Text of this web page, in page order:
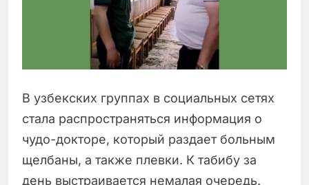
В узбекских группах в социальных сетях
стала распространяться информация о
чудо-докторе, который раздает больным
щелбаны, а также плевки. К табибу за
день выстраивается немалая очередь.